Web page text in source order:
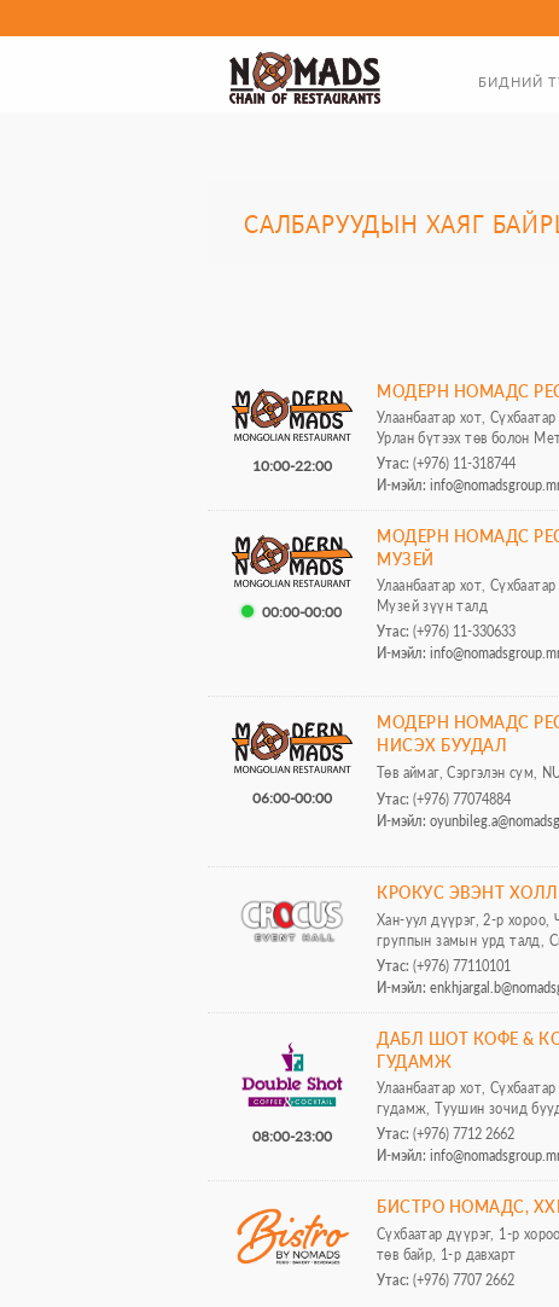
БИДНИЙ
БИДНИЙ
САЛБАРУУДЫН ХАЯГ
10:00-22:00
МОДЕРН НОМАДС
Улаанбаатар хот,
Урлан бүтээх төв болон
Утас: (+976) 11-318744
И-мэйл:
00:00-00:00
МОДЕРН НОМАДС
МУЗЕЙ
Улаанбаатар хот,
Музей зүүн талд
Утас: (+976) 11-330633
И-мэйл:
06:00-00:00
МОДЕРН НОМАДС
НИСЭХ БУУДАЛ
Төв аймаг, Сэргэлэн сум,
Утас: (+976) 77074884
И-мэйл:
КРОКУС ЭВЭНТ ХОЛЛ
Хан-уул дүүрэг, 2-р хороо,
группын замын урд талд,
Утас: (+976) 77110101
И-мэйл:
08:00-23:00
ДАБЛ ШОТ КОФЕ &
ГУДАМЖ
Улаанбаатар хот,
гудамж, Туушин зочид
Утас: (+976) 7712 2662
И-мэйл:
БИСТРО НОМАДС,
Сүхбаатар дүүрэг, 1-р
төв байр, 1-р давхарт
Утас: (+976) 7707 2662